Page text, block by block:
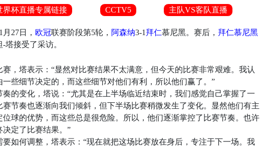
界杯直播专属链接 CCTV5 主队VS客队直播
27日， 欧冠联赛阶段第5轮， 阿森纳3-1 拜仁慕尼黑。赛后， 拜仁慕尼黑
塔接受了采访。
赛，塔表示：“显然对比赛结果不太满意，但今天的比赛非常艰难。我认
一些细节决定的，而这些细节对他们有利，所以他们赢了。”
奏的变化，塔说：“尤其是在上半场临近结束时，我们感觉自己掌握了一
赛节奏也逐渐向我们倾斜，但下半场比赛稍微发生了变化。显然他们有主
位球的优势，而这些总是很危险。所以，他们逐渐掌控了比赛节奏。也许
决定了比赛结果。”
要如何调整，塔表示：“现在就把这场比赛放在身后，专注于下一场。我